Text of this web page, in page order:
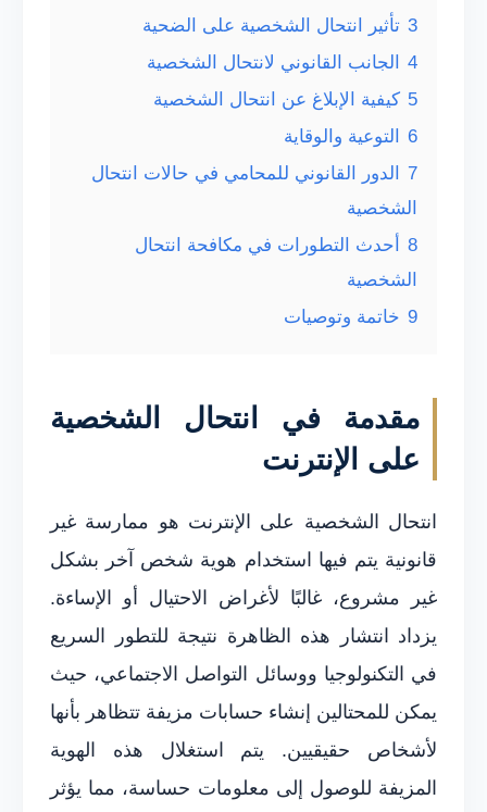
3 تأثير انتحال الشخصية على الضحية
4
الجانب القانوني لانتحال الشخصية
5 كيفية الإبلاغ عن انتحال الشخصية
6
التوعية والوقاية
7
الدور القانوني للمحامي في حالات انتحال
الشخصية
8
أحدث التطورات في مكافحة انتحال
الشخصية
9 خاتمة وتوصيات
مقدمة في انتحال الشخصية
على الإنترنت
انتحال الشخصية على الإنترنت هو ممارسة غير
قانونية يتم فيها استخدام هوية شخص آخر بشكل
غير مشروع، غالبًا لأغراض الاحتيال أو الإساءة.
يزداد انتشار هذه الظاهرة نتيجة للتطور السريع
في التكنولوجيا ووسائل التواصل الاجتماعي، حيث
يمكن للمحتالين إنشاء حسابات مزيفة تتظاهر بأنها
لأشخاص حقيقيين. يتم استغلال هذه الهوية
المزيفة للوصول إلى معلومات حساسة، مما يؤثر